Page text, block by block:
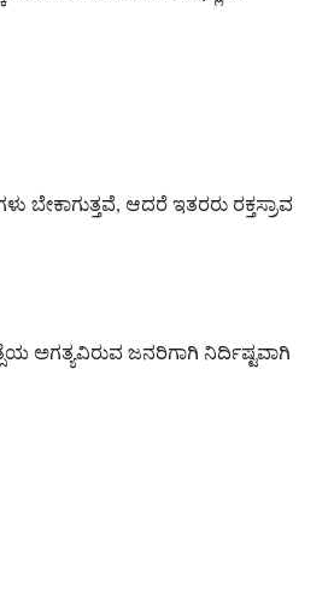
ಆದರೆ ಇತರರು ರಕ್ತಸ್ರಾವ
ಅಗತ್ಯವಿರುವ ಜನರಿಗಾಗಿ ನಿರ್ದಿಷ್ಟವಾಗಿ